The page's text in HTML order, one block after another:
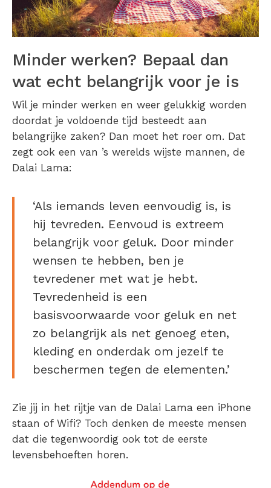
Minder werken? Bepaal dan
wat echt belangrijk voor je is
Wil je minder werken en weer gelukkig worden
doordat je voldoende tijd besteedt aan
belangrijke zaken? Dan moet het roer om. Dat
zegt ook een van ’s werelds wijste mannen, de
Dalai Lama:
‘Als iemands leven eenvoudig is, is
hij tevreden. Eenvoud is extreem
belangrijk voor geluk. Door minder
wensen te hebben, ben je
tevredener met wat je hebt.
Tevredenheid is een
basisvoorwaarde voor geluk en net
zo belangrijk als net genoeg eten,
kleding en onderdak om jezelf te
beschermen tegen de elementen.’
Zie jij in het rijtje van de Dalai Lama een iPhone
staan of Wifi? Toch denken de meeste mensen
dat die tegenwoordig ook tot de eerste
levensbehoeften horen.